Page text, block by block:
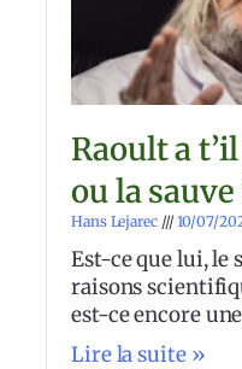
Raoult a
ou la sauve
Hans Lejarec 10/07/
Est-ce que lui, le
raisons
est-ce encore
Lire la suite »